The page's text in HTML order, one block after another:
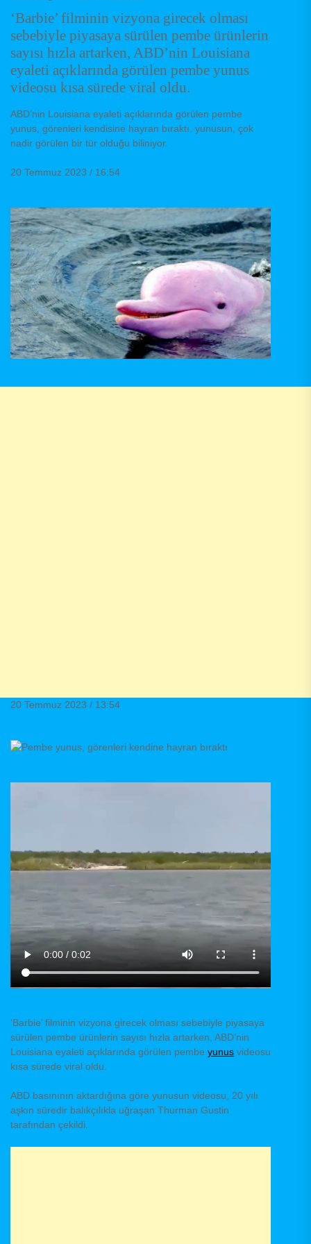
‘Barbie’ filminin vizyona girecek olması
sebebiyle piyasaya sürülen pembe ürünlerin
sayısı hızla artarken, ABD’nin Louisiana
eyaleti açıklarında görülen pembe yunus
videosu kısa sürede viral oldu.
ABD’nin Louisiana eyaleti açıklarında görülen pembe
yunus, görenleri kendisine hayran bıraktı. yunusun, çok
nadir görülen bir tür olduğu biliniyor.
20 Temmuz 2023 / 16:54
20 Temmuz 2023 / 13:54
‘Barbie’ filminin vizyona girecek olması sebebiyle piyasaya
sürülen pembe ürünlerin sayısı hızla artarken, ABD’nin
Louisiana eyaleti açıklarında görülen pembe yunus videosu
kısa sürede viral oldu.
ABD basınının aktardığına göre yunusun videosu, 20 yılı
aşkın süredir balıkçılıkla uğraşan Thurman Gustin
tarafından çekildi.